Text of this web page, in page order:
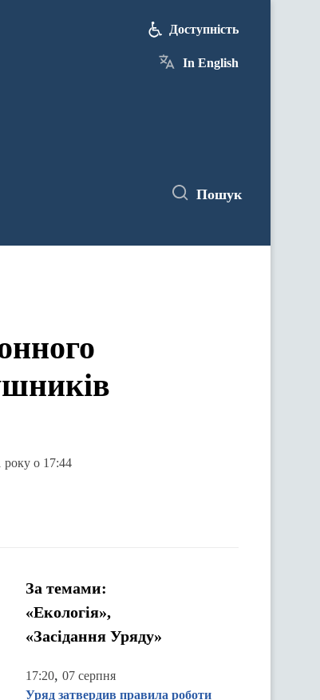
Доступність
In English
Пошук
року о 17:44
За темами:
«Екологія»,
«Засідання Уряду»
17:20, 07 серпня
Уряд затвердив правила роботи